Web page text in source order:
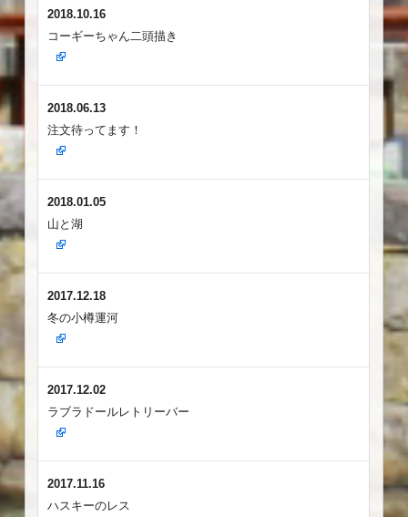
2018.10.16
コーギーちゃん二頭描き
2018.06.13
注文待ってます！
2018.01.05
山と湖
2017.12.18
冬の小樽運河
2017.12.02
ラブラドールレトリーバー
2017.11.16
ハスキーのレス